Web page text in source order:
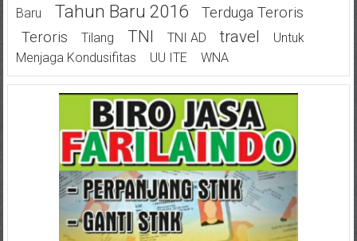
Baru
Tahun Baru 2016
Terduga Teroris
Teroris
Tilang TNI TNI AD Travel
Untuk
Menjaga Kondusifitas
UU ITE WNA